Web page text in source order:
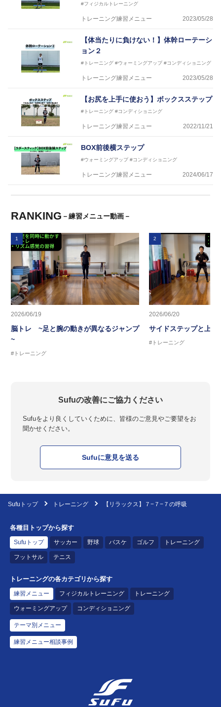
#フィジカルトレーニング
トレーニング練習メニュー 2023/05/28
【体当たりに負けない！】体幹ローテーシ
ョン２
#トレーニング #ウォーミングアップ #コンディショニング
トレーニング練習メニュー 2023/05/28
【お尻を上手に使おう】ボックスステップ
#トレーニング #コンディショニング
トレーニング練習メニュー 2022/11/21
BOX前後横ステップ
#ウォーミングアップ #コンディショニング
トレーニング練習メニュー 2024/06/17
RANKING －練習メニュー動画－
1
2026/06/19
脳トレ ~足と腕の動きが異なるジャンプ
~
#トレーニング
2
2026/06/20
サイドステップと上半
#トレーニング
Sufuの改善にご協力ください
Sufuをより良くしていくために、皆様のご意見やご要望をお
聞かせください。
Sufuに意見を送る
Sufuトップ トレーニング 【リラックス】７−７−７の呼吸
各種目トップから探す
Sufuトップ サッカー 野球 バスケ ゴルフ トレーニング
フットサル テニス
トレーニングの各カテゴリから探す
練習メニュー フィジカルトレーニング トレーニング
ウォーミングアップ コンディショニング
テーマ別メニュー
練習メニュー相談事例